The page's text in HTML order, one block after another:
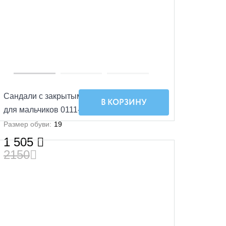
Сандали с закрытым носком Малодетские
для мальчиков 0111-КП-01,11 (серый)
Размер обуви: 19
1 505
2150
В КОРЗИНУ